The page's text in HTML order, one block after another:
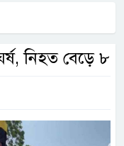
নিহত বেড়ে ৮